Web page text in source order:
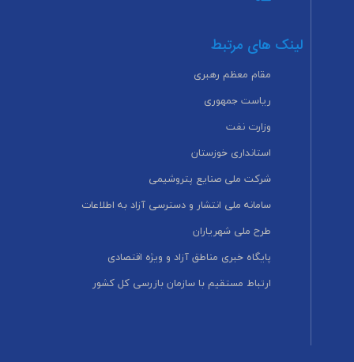
لینک های مرتبط
مقام معظم رهبری
ریاست جمهوری
وزارت نفت
استانداری خوزستان
شرکت ملی صنایع پتروشیمی
سامانه ملی انتشار و دسترسی آزاد به اطلاعات
طرح ملی شهریاران
پایگاه خبری مناطق آزاد و ویژه اقتصادی
ارتباط مستقیم با سازمان بازرسی کل کشور